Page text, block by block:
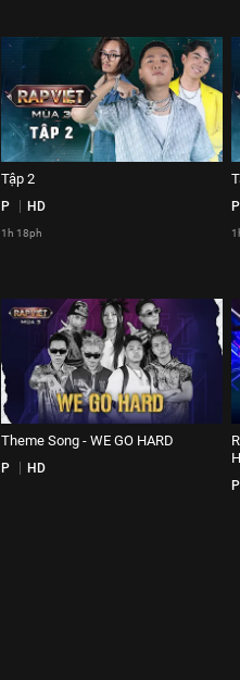
Tập 2
P HD
1h 18ph
P
Theme Song - WE GO HARD
P HD
P